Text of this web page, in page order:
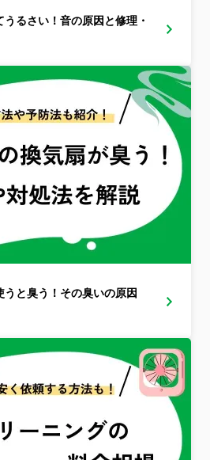
るさい！音の原因と修理・
と臭う！その臭いの原因